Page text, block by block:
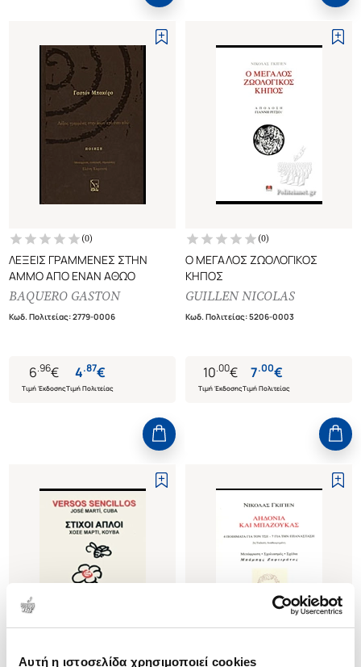
Αυτή η ιστοσελίδα χρησιμοποιεί cookies
(0)
ΛΕΞΕΙΣ ΓΡΑΜΜΕΝΕΣ ΣΤΗΝ
ΑΜΜΟ ΑΠΟ ΕΝΑΝ ΑΘΩΟ
BAQUERO GASTON
Κωδ. Πολιτείας:2779-0006
6.96€
Τιμή Έκδοσης
4.87€
Τιμή Πολιτείας
(0)
Ο ΜΕΓΑΛΟΣ ΖΩΟΛΟΓΙΚΟΣ
ΚΗΠΟΣ
GUILLEN NICOLAS
Κωδ. Πολιτείας:5206-0003
10.00€
Τιμή Έκδοσης
7.00€
Τιμή Πολιτείας
Εξαντλημένο